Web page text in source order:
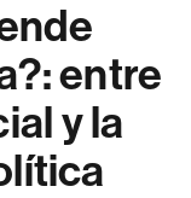
entre
y la